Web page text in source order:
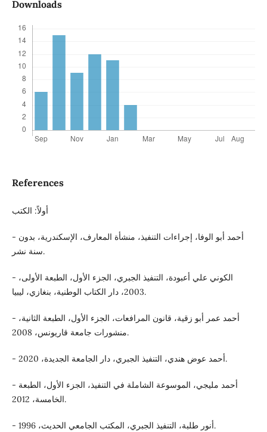
Downloads
References
أولاً: الكتب
- أحمد أبو الوفا، إجراءات التنفيذ، منشأة المعارف، الإسكندرية، بدون
سنة نشر.
- الكوني علي أعبودة، التنفيذ الجبري، الجزء الأول، الطبعة الأولى،
2003، دار الكتاب الوطنية، بنغازي، ليبيا.
- أحمد عمر أبو زقية، قانون المرافعات، الجزء الأول، الطبعة الثانية،
منشورات جامعة قاريونس، 2008.
- أحمد عوض هندي، التنفيذ الجبري، دار الجامعة الجديدة، 2020.
- أحمد مليجي، الموسوعة الشاملة في التنفيذ، الجزء الأول، الطبعة
الخامسة، 2012.
- أنور طلبة، التنفيذ الجبري، المكتب الجامعي الحديث، 1996.